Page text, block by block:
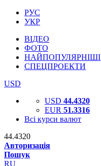
РУС
УКР
ВІДЕО
ФОТО
НАЙПОПУЛЯРНІШІ
СПЕЦПРОЕКТИ
USD
USD 44.4320
EUR 51.3316
Всі курси валют
44.4320
Авторизація
Пошук
RU